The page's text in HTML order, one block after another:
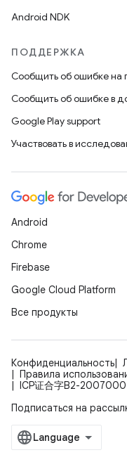
Android NDK
ПОДДЕРЖКА
Сообщить об ошибке на
Сообщить об ошибке в
Google Play support
Участвовать в
Android
Chrome
Firebase
Google Cloud Platform
Все продукты
Конфиденциальность
Правила
ICP证合字B2-
Подписаться на